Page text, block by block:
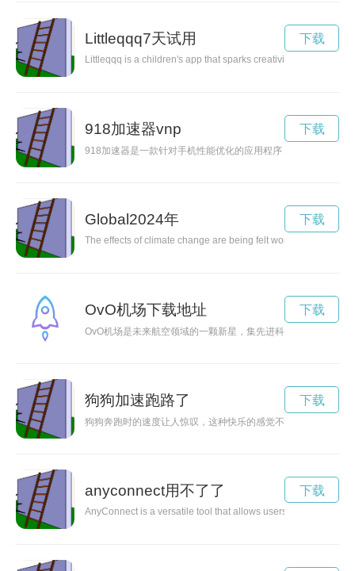
Littleqqq7天试用
Littleqqq is a children's app that sparks creativity and
下载
918加速器vnp
918加速器是一款针对手机性能优化的应用程序，能够帮助用户
下载
Global2024年
The effects of climate change are being felt worldwide,
下载
OvO机场下载地址
OvO机场是未来航空领域的一颗新星，集先进科技、智能化设
下载
狗狗加速跑路了
狗狗奔跑时的速度让人惊叹，这种快乐的感觉不仅让它们释放
下载
anyconnect用不了了
AnyConnect is a versatile tool that allows users to establish
下载